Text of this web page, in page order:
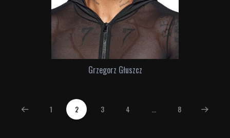
Grzegorz Głuszcz
1 2(
c
3 4 ... 8